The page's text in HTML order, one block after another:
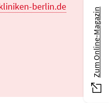
berlin.de
Zum Online-Magazin